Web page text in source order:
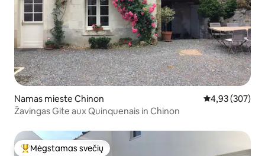
Namas mieste Chinon Vidutinis
4,93 (307)
Žavingas Gite aux Quinquenais in Chinon
Svečių mėgstamiausias
Mėgstamas svečių